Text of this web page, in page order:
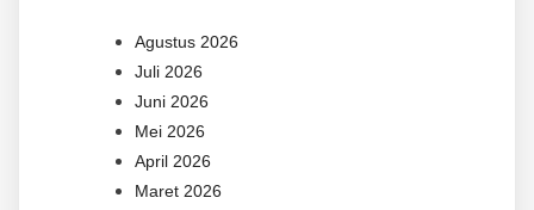
Agustus 2026
Juli 2026
Juni 2026
Mei 2026
April 2026
Maret 2026